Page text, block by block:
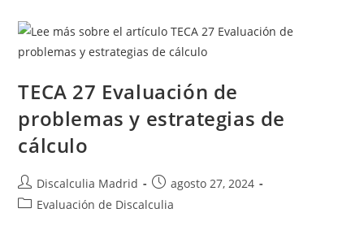
TECA 27 Evaluación de
problemas y estrategias de
cálculo
Autor
de
Discalculia Madrid
Publicación
de
agosto 27, 2024
Categoría
Evaluación de Discalculia